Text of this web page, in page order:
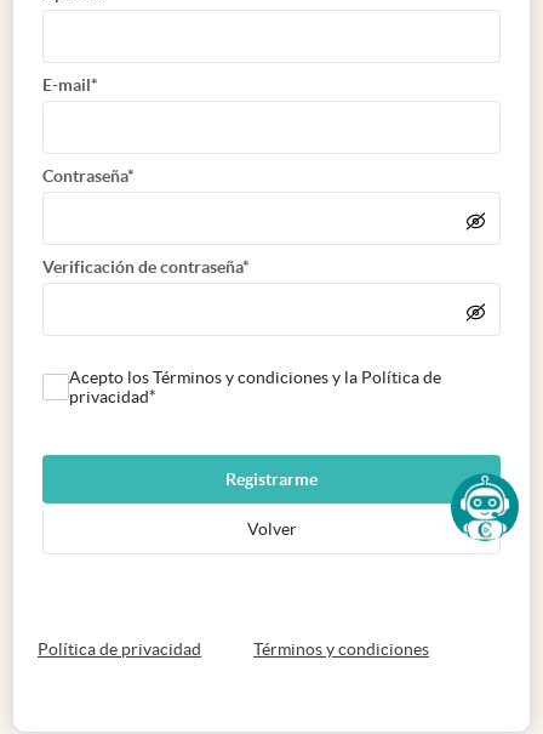
E-mail*
Contraseña*
Verificación de contraseña*
Acepto los Términos y condiciones y la Política de
privacidad*
Registrarme
Volver
Política de privacidad abre en nueva pestaña
Términos y condicionesabre en nueva